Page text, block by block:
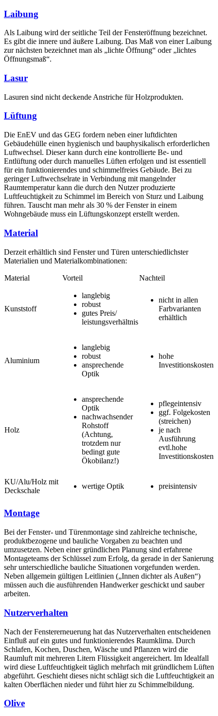
Laibung
Als Laibung wird der seitliche Teil der Fensteröffnung bezeichnet.
Es gibt die innere und äußere Laibung. Das Maß von einer Laibung
zur nächsten bezeichnet man als „lichte Öffnung“ oder „lichtes
Öffnungsmaß“.
Lasur
Lasuren sind nicht deckende Anstriche für Holzprodukten.
Lüftung
Die EnEV und das GEG fordern neben einer luftdichten
Gebäudehülle einen hygienisch und bauphysikalisch erforderlichen
Luftwechsel. Dieser kann durch eine kontrollierte Be- und
Entlüftung oder durch manuelles Lüften erfolgen und ist essentiell
für ein funktionierendes und schimmelfreies Gebäude. Bei zu
geringer Luftwechselrate in Verbindung mit mangelnder
Raumtemperatur kann die durch den Nutzer produzierte
Luftfeuchtigkeit zu Schimmel im Bereich von Sturz und Laibung
führen. Tauscht man mehr als 30 % der Fenster in einem
Wohngebäude muss ein Lüftungskonzept erstellt werden.
Material
Derzeit erhältlich sind Fenster und Türen unterschiedlichster
Materialien und Materialkombinationen:
Material Vorteil Nachteil
Kunststoff
langlebig
robust
gutes Preis/
leistungsverhältnis
nicht in allen
Farbvarianten
erhältlich
Aluminium
langlebig
robust
ansprechende
Optik
hohe
Investitionskosten
Holz
ansprechende
Optik
nachwachsender
Rohstoff
(Achtung,
trotzdem nur
bedingt gute
Ökobilanz!)
pflegeintensiv
ggf. Folgekosten
(streichen)
je nach
Ausführung
evtl.hohe
Investitionskosten
KU/Alu/Holz mit
Deckschale
wertige Optik preisintensiv
Montage
Bei der Fenster- und Türenmontage sind zahlreiche technische,
produktbezogene und bauliche Vorgaben zu beachten und
umzusetzen. Neben einer gründlichen Planung sind erfahrene
Montageteams der Schlüssel zum Erfolg, da gerade in der Sanierung
sehr unterschiedliche bauliche Situationen vorgefunden werden.
Neben allgemein gültigen Leitlinien („Innen dichter als Außen“)
müssen auch die ausführenden Handwerker geschickt und sauber
arbeiten.
Nutzerverhalten
Nach der Fenstererneuerung hat das Nutzerverhalten entscheidenen
Einfluß auf ein gutes und funktionierendes Raumklima. Durch
Schlafen, Kochen, Duschen, Wäsche und Pflanzen wird die
Raumluft mit mehreren Litern Flüssigkeit angereichert. Im Idealfall
wird diese Luftfeuchtigkeit täglich mehrfach mit gründlichem Lüften
abgeführt. Geschieht dieses nicht schlägt sich die Luftfeuchtigkeit an
kalten Oberflächen nieder und führt hier zu Schimmelbildung.
Olive